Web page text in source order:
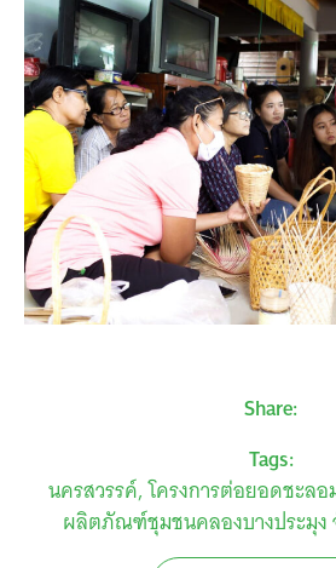
Share:
Tags:
นครสวรรค์ โครงการต่อยอดชะล
ผลิตภัณฑ์ชุมชนคลองบางประมุง